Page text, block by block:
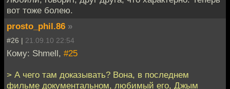
вот тоже болею.
prosto_phil.86 »
#26 | 21.09.10 22:54
Кому: Shmell, #25
> А чего там доказывать? Вона, в последнем
фильме документальном, любимый его, Джым